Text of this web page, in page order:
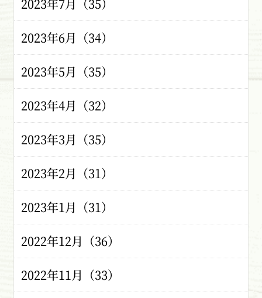
2023年7月（35）
2023年6月（34）
2023年5月（35）
2023年4月（32）
2023年3月（35）
2023年2月（31）
2023年1月（31）
2022年12月（36）
2022年11月（33）